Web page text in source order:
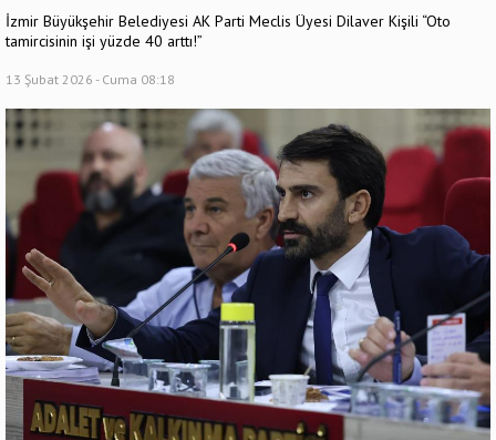
İzmir Büyükşehir Belediyesi AK Parti Meclis Üyesi Dilaver Kişili “Oto
tamircisinin işi yüzde 40 arttı!”
13 Şubat 2026 - Cuma 08:18